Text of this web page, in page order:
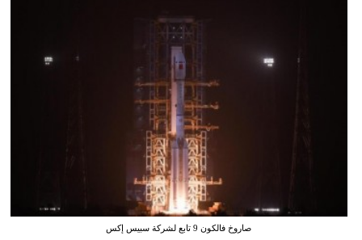
صاروخ فالكون 9 تابع لشركة سبيس إكس